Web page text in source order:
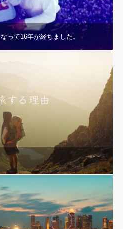
って16年が経ちました。